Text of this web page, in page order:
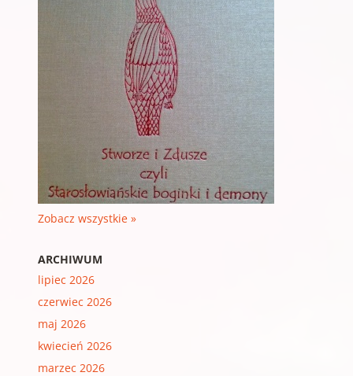
Zobacz wszystkie »
ARCHIWUM
lipiec 2026
czerwiec 2026
maj 2026
kwiecień 2026
marzec 2026